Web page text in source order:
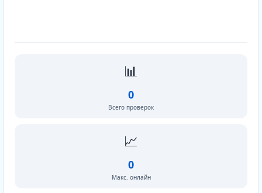
📊
0
Всего проверок
📈
0
Макс. онлайн